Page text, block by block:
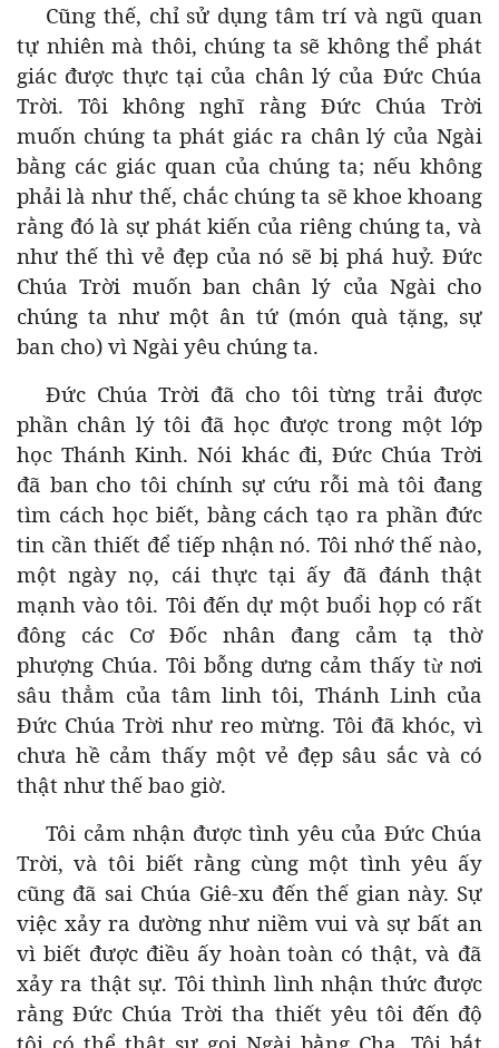
Cũng thế, chỉ sử dụng tâm trí và ngũ quan
tự nhiên mà thôi, chúng ta sẽ không thể phát
giác được thực tại của chân lý của Đức Chúa
Trời. Tôi không nghĩ rằng Đức Chúa Trời
muốn chúng ta phát giác ra chân lý của Ngài
bằng các giác quan của chúng ta; nếu không
phải là như thế, chắc chúng ta sẽ khoe khoang
rằng đó là sự phát kiến của riêng chúng ta, và
như thế thì vẻ đẹp của nó sẽ bị phá huỷ. Đức
Chúa Trời muốn ban chân lý của Ngài cho
chúng ta như một ân tứ (món quà tặng, sự
ban cho) vì Ngài yêu chúng ta.
Đức Chúa Trời đã cho tôi từng trải được
phần chân lý tôi đã học được trong một lớp
học Thánh Kinh. Nói khác đi, Đức Chúa Trời
đã ban cho tôi chính sự cứu rỗi mà tôi đang
tìm cách học biết, bằng cách tạo ra phần đức
tin cần thiết để tiếp nhận nó. Tôi nhớ thế nào,
một ngày nọ, cái thực tại ấy đã đánh thật
mạnh vào tôi. Tôi đến dự một buổi họp có rất
đông các Cơ Đốc nhân đang cảm tạ thờ
phượng Chúa. Tôi bỗng dưng cảm thấy từnơi
sâu thẳm của tâm linh tôi, Thánh Linh của
Đức Chúa Trời như reo mừng. Tôi đã khóc, vì
chưa hề cảm thấy một vẻ đẹp sâu sắc và có
thật như thế bao giờ.
Tôi cảm nhận được tình yêu của Đức Chúa
Trời, và tôi biết rằng cùng một tình yêu ấy
cũng đã sai Chúa Giê-xu đến thế gian này. Sự
việc xảy ra dường như niềm vui và sự bất an
vì biết được điều ấy hoàn toàn có thật, và đã
xảy ra thật sự. Tôi thình lình nhận thức được
rằng Đức Chúa Trời tha thiết yêu tôi đến độ